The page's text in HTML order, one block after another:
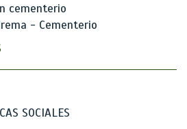
cementerio
- Cementerio
SOCIALES